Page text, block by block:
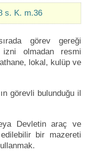
s. K. m.36
görev gereği
izni olmadan resmi
lokal, kulüp ve
görevli bulunduğu il
Devletin araç ve
bir mazereti